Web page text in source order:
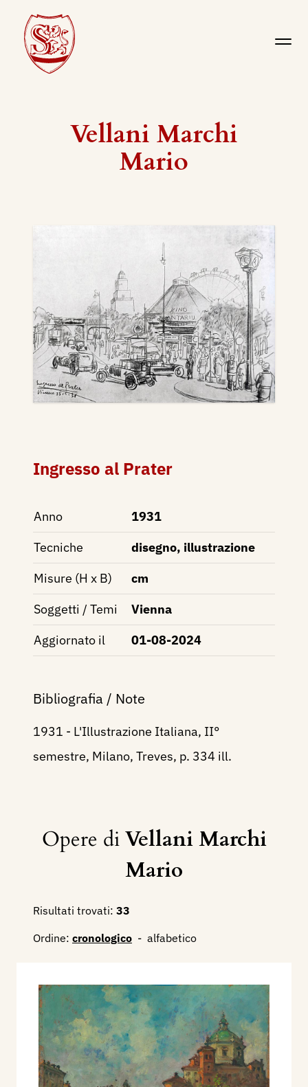
Vellani Marchi
Mario
Ingresso al Prater
Anno
1931
Tecniche
disegno, illustrazione
Misure (H x B)
cm
Soggetti / Temi
Vienna
Aggiornato il
01-08-2024
Bibliografia / Note
1931 - L'Illustrazione Italiana, II°
semestre, Milano, Treves, p. 334 ill.
Opere diVellani Marchi
Mario
Risultati trovati: 33
Ordine: cronologico - alfabetico